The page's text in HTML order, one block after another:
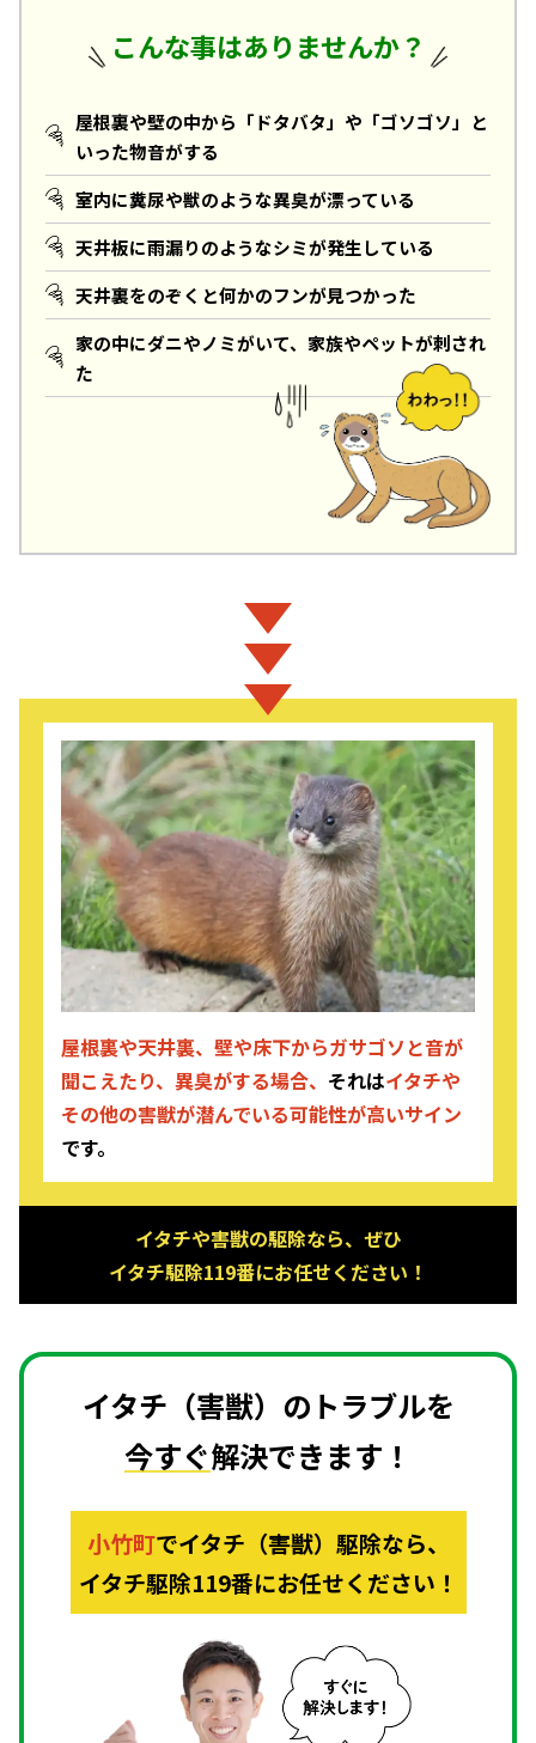
こんな事はありませんか？
屋根裏や壁の中から「ドタバタ」や「ゴソゴソ」と
いった物音がする
室内に糞尿や獣のような異臭が漂っている
天井板に雨漏りのようなシミが発生している
天井裏をのぞくと何かのフンが見つかった
家の中にダニやノミがいて、家族やペットが刺され
た
屋根裏や天井裏、壁や床下からガサゴソと音が
聞こえたり、異臭がする場合、 それはイタチや
その他の害獣が潜んでいる可能性が高いサイン
です。
イタチや害獣の駆除なら、ぜひ
イタチ駆除119番にお任せください！
イタチ（害獣）のトラブルを
今すぐ解決できます！
小竹町でイタチ（害獣）駆除なら、
イタチ駆除119番にお任せください！